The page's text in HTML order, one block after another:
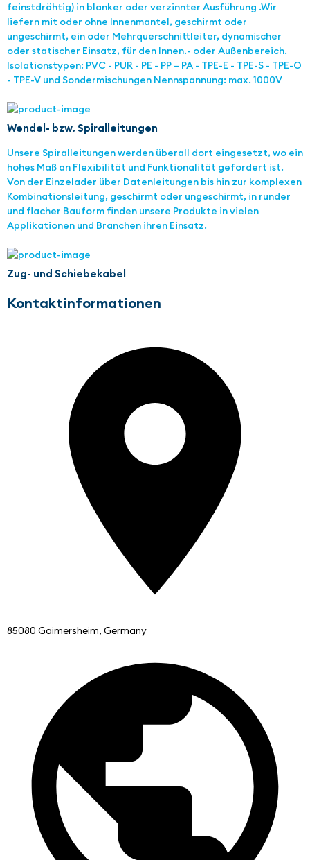
feinstdrähtig) in blanker oder verzinnter Ausführung .Wir
liefern mit oder ohne Innenmantel, geschirmt oder
ungeschirmt, ein oder Mehrquerschnittleiter, dynamischer
oder statischer Einsatz, für den Innen.- oder Außenbereich.
Isolationstypen: PVC - PUR - PE - PP – PA - TPE-E - TPE-S - TPE-O
- TPE-V und Sondermischungen Nennspannung: max. 1000V
Wendel- bzw. Spiralleitungen
Unsere Spiralleitungen werden überall dort eingesetzt, wo ein
hohes Maß an Flexibilität und Funktionalität gefordert ist.
Von der Einzelader über Datenleitungen bis hin zur komplexen
Kombinationsleitung, geschirmt oder ungeschirmt, in runder
und flacher Bauform finden unsere Produkte in vielen
Applikationen und Branchen ihren Einsatz.
Zug- und Schiebekabel
Kontaktinformationen
85080 Gaimersheim, Germany